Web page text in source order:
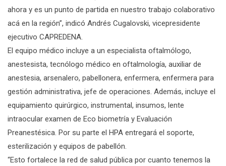
ahora y es un punto de partida en nuestro trabajo colaborativo
acá en la región”, indicó Andrés Cugalovski, vicepresidente
ejecutivo CAPREDENA.
El equipo médico incluye a un especialista oftalmólogo,
anestesista, tecnólogo médico en oftalmología, auxiliar de
anestesia, arsenalero, pabellonera, enfermera, enfermera para
gestión administrativa, jefe de operaciones. Además, incluye el
equipamiento quirúrgico, instrumental, insumos, lente
intraocular examen de Eco biometría y Evaluación
Preanestésica. Por su parte el HPA entregará el soporte,
esterilización y equipos de pabellón.
“Esto fortalece la red de salud pública por cuanto tenemos la